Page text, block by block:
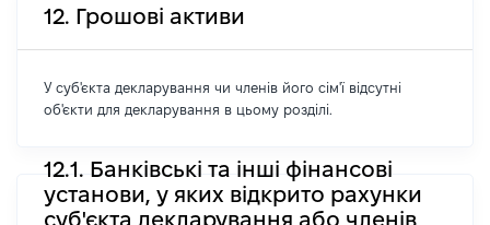
12. Грошові активи
У суб'єкта декларування чи членів його сім'ї відсутні
об'єкти для декларування в цьому розділі.
12.1. Банківські та інші фінансові
установи, у яких відкрито рахунки
суб'єкта декларування або членів